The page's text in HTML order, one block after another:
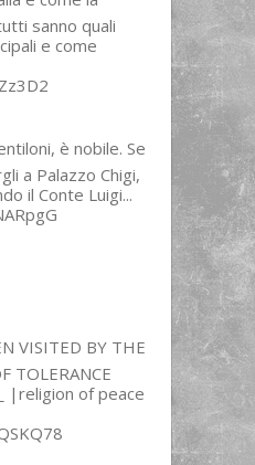
sanno quali
e come
è nobile. Se
a Palazzo Chigi,
il Conte Luigi...
VISITED BY THE
TOLERANCE
|religion of peace